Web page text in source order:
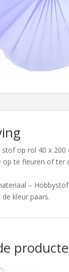
stof op rol 40 x
op te fleuren of ter
–
kleur paars.